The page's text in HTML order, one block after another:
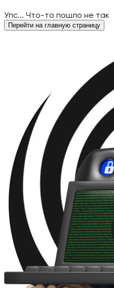
Упс... Что-то пошло не так
Перейти на главную страницу